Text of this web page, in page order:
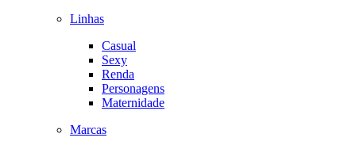
Linhas
Casual
Sexy
Renda
Personagens
Maternidade
Marcas